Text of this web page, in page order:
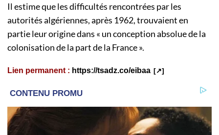
Il estime que les difficultés rencontrées par les
autorités algériennes, après 1962, trouvaient en
partie leur origine dans « un conception absolue de la
colonisation de la part de la France ».
Lien permanent : https://tsadz.co/eibaa